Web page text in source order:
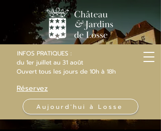
INFOS PRATIQUES :
du 1er juillet au 31 août
Ouvert tous les jours de 10h à 18h
Réservez
Aujourd'hui à Losse